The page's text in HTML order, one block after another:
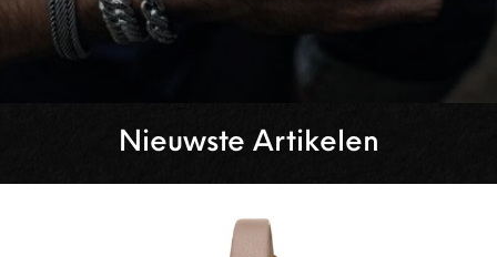
Nieuwste Artikelen